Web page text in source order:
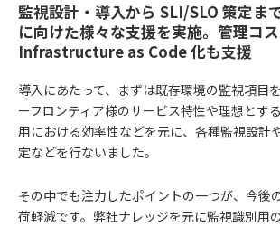
監視設計・導入から SLI/SLO 策定ま
に向けた様々な支援を実施。管理コ
Infrastructure as Code 化も支援
導入にあたって、まずは既存環境の監視項目
ーフロンティア様のサービス特性や理想とす
用における効率性などを元に、各種監視設計
定などを行ないました。
その中でも注力したポイントの一つが、今後
荷軽減です。弊社ナレッジを元に監視識別用